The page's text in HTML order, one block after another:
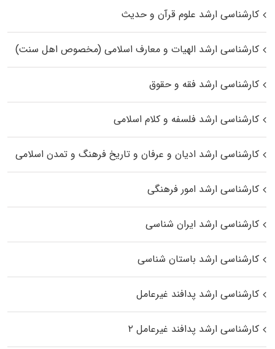
کارشناسی ارشد علوم قرآن و حدیث
کارشناسی ارشد الهیات و معارف اسلامی (مخصوص اهل سنت)
کارشناسی ارشد فقه و حقوق
کارشناسی ارشد فلسفه و کلام اسلامی
کارشناسی ارشد ادیان و عرفان و تاریخ فرهنگ و تمدن اسلامی
کارشناسی ارشد امور فرهنگی
کارشناسی ارشد ایران شناسی
کارشناسی ارشد باستان شناسی
کارشناسی ارشد پدافند غیرعامل
کارشناسی ارشد پدافند غیرعامل ۲